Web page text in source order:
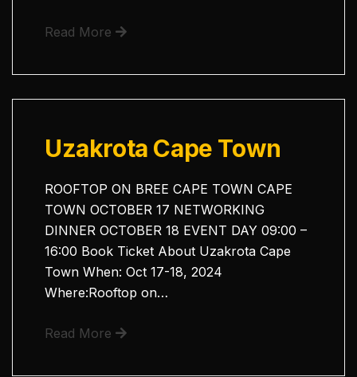
Read More
Uzakrota Cape Town
ROOFTOP ON BREE CAPE TOWN CAPE
TOWN OCTOBER 17 NETWORKING
DINNER OCTOBER 18 EVENT DAY 09:00 –
16:00 Book Ticket About Uzakrota Cape
Town When: Oct 17-18, 2024
Where:Rooftop on…
Read More